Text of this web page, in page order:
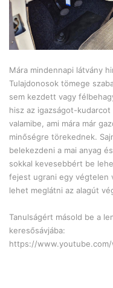
Mára mindennapi látvány
Tulajdonosok tömege
sem kezdett vagy
hisz az igazságot-
valamibe, ami mára már
minőségre törekednek.
belekezdeni a mai anyag
sokkal kevesebbért be
fejest ugrani egy végtelen
lehet meglátni az alagút
Tanulságért másold be a
keresősávjába:
https://www.youtube.com/